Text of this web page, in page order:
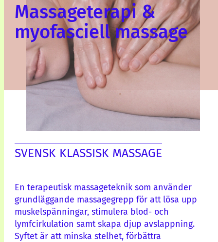
Massageterapi &
myofasciell massage
SVENSK KLASSISK MASSAGE
En terapeutisk massageteknik som använder
grundläggande massagegrepp för att lösa upp
muskelspänningar, stimulera blod- och
lymfcirkulation samt skapa djup avslappning.
Syftet är att minska stelhet, förbättra